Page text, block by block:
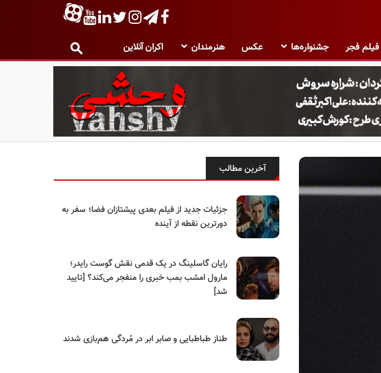
فجر جشنواره‌ها عکس هنرمندان اکران آنلاین
آخرین مطالب
جزئیات جدید از فیلم بعدی پیشتازان فضا؛ سفر به
دورترین نقطه از آینده
رایان گاسلینگ در یک قدمی نقش گوست رایدر؛
مارول امشب بمب خبری را منفجر می‌کند؟ [تایید
شد]
طناز طباطبایی و صابر ابر در مُردگی هم‌بازی شدند